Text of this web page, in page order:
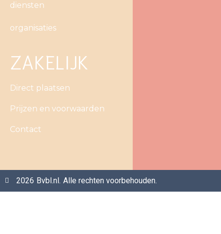
diensten
organisaties
ZAKELIJK
Direct plaatsen
Prijzen en voorwaarden
Contact
2026 Bvbl.nl. Alle rechten voorbehouden.